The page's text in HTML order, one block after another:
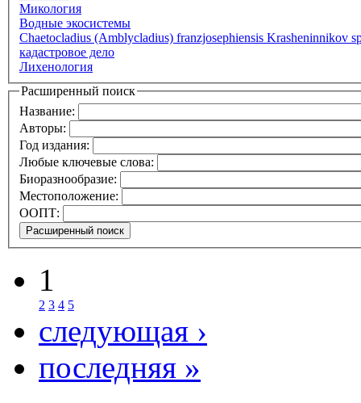
Микология
Водные экосистемы
Chaetocladius (Amblycladius) franzjosephiensis Krasheninnikov
кадастровое дело
Лихенология
Расширенный поиск
Название:
Авторы:
Год издания:
Любые ключевые слова:
Биоразнообразие:
Местоположение:
ООПТ:
1
2 3 4 5
следующая ›
последняя »